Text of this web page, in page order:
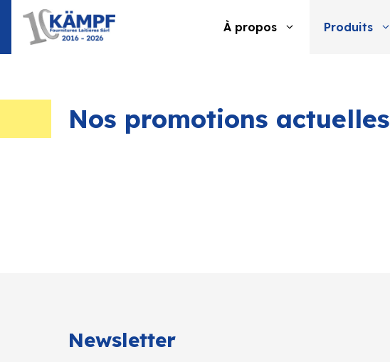
contenu
À propos Produits
Nos promotions actuelles
Newsletter